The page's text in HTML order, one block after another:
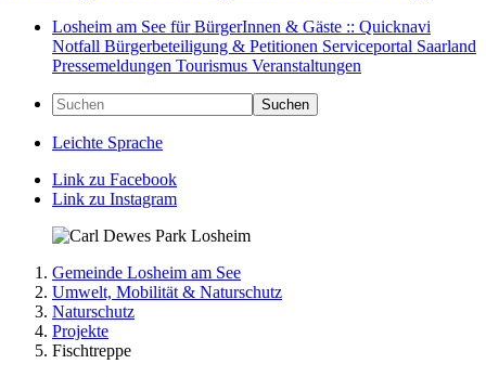
Losheim am See für BürgerInnen & Gäste :: Quicknavi
Notfall Bürgerbeteiligung & Petitionen Serviceportal Saarland
Pressemeldungen Tourismus Veranstaltungen
Suchen
Leichte Sprache
Link zu Facebook
Link zu Instagram
Gemeinde Losheim am See
Umwelt, Mobilität & Naturschutz
Naturschutz
Projekte
Fischtreppe